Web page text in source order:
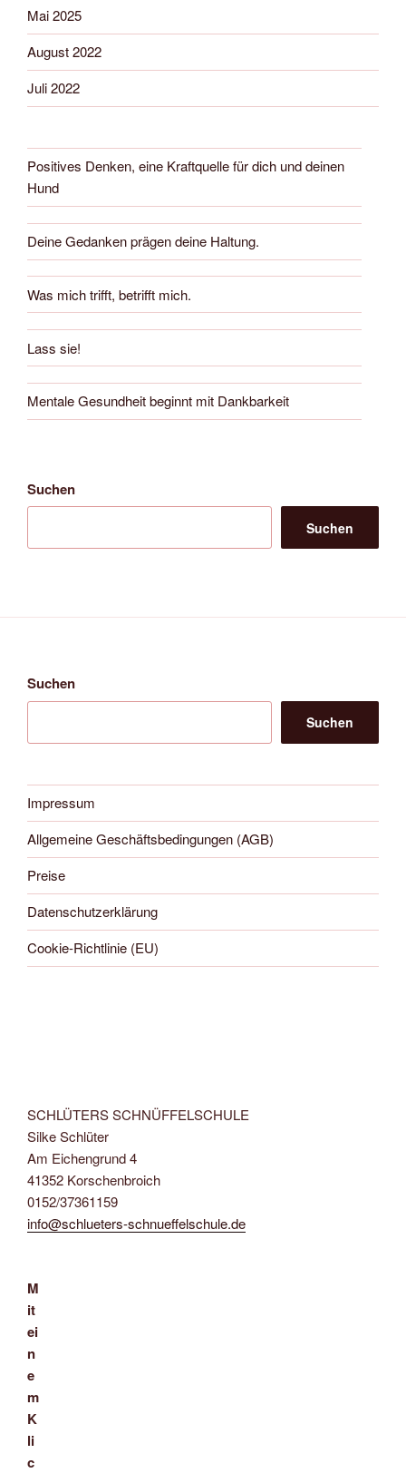
Mai 2025
August 2022
Juli 2022
Positives Denken, eine Kraftquelle für dich und deinen
Hund
Deine Gedanken prägen deine Haltung.
Was mich trifft, betrifft mich.
Lass sie!
Mentale Gesundheit beginnt mit Dankbarkeit
Suchen
Suchen
Suchen
Suchen
Impressum
Allgemeine Geschäftsbedingungen (AGB)
Preise
Datenschutzerklärung
Cookie-Richtlinie (EU)
SCHLÜTERS SCHNÜFFELSCHULE
Silke Schlüter
Am Eichengrund 4
41352 Korschenbroich
0152/37361159
info@schlueters-schnueffelschule.de
M
it
ei
n
e
m
K
li
c